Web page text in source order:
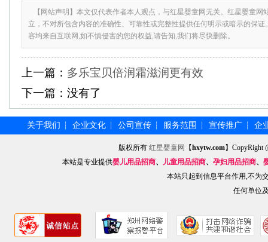
【网站声明】本文仅代表作者本人观点，与红星婴童网无关。红星婴童网
立，不对所包含内容的准确性、可靠性或完整性提供任何明示或暗示的保
容均来自互联网,如不慎侵害的您的权益,请告知,我们将尽快删除。
上一篇： 多乐宝贝倍润霜滋润更有效
下一篇： 没有了
关于我们 ┆ 企业文化 ┆ 公司宣传 ┆ 服务范围 ┆ 宣传推广 ┆ 企
版权所有红星婴童网 【hxytw.com】CopyRight
本站是专业提供婴儿用品招商、 儿童用品招商、 孕妇用品招商、
本站只起到信息平台作用,不为
任何单位